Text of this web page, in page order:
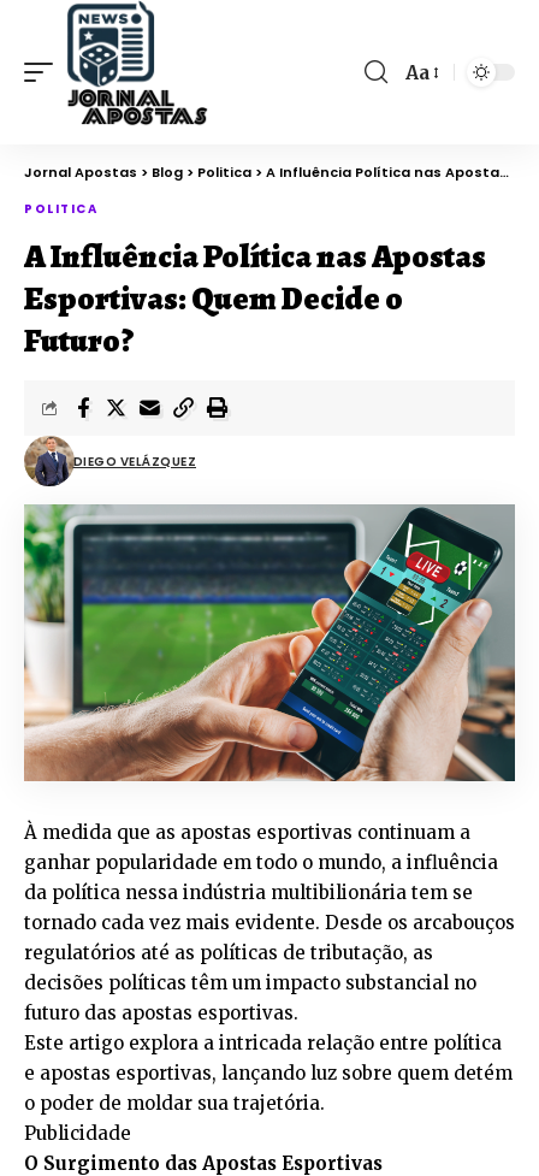
Aa
Jornal Apostas > Blog > Politica >A Influência Política nas Apostas Esportivas: Quem Decide o Futuro?
POLITICA
A Influência Política nas Apostas
Esportivas: Quem Decide o
Futuro?
DIEGO VELÁZQUEZ
À medida que as apostas esportivas continuam a
ganhar popularidade em todo o mundo, a influência
da política nessa indústria multibilionária tem se
tornado cada vez mais evidente. Desde os arcabouços
regulatórios até as políticas de tributação, as
decisões políticas têm um impacto substancial no
futuro das apostas esportivas.
Este artigo explora a intricada relação entre política
e apostas esportivas, lançando luz sobre quem detém
o poder de moldar sua trajetória.
Publicidade
O Surgimento das Apostas Esportivas